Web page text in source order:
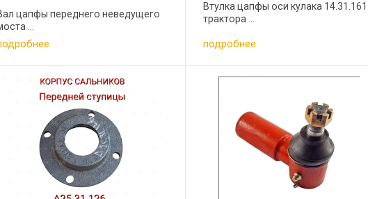
цапфы переднего неведущего
...
Втулка цапфы оси кулака 14.31.161
трактора ...
подробнее